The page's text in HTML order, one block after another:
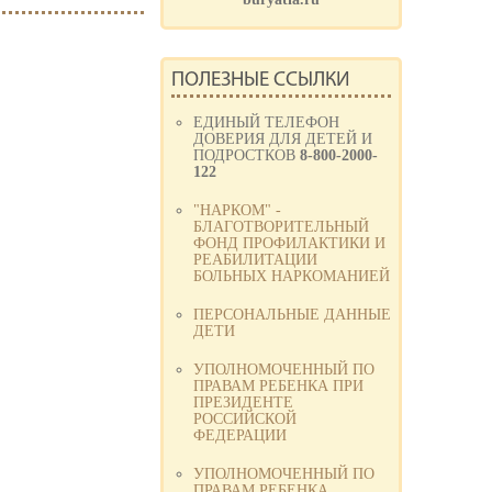
ПОЛЕЗНЫЕ ССЫЛКИ
ЕДИНЫЙ ТЕЛЕФОН
ДОВЕРИЯ ДЛЯ ДЕТЕЙ И
ПОДРОСТКОВ 8-800-2000-
122
"НАРКОМ" -
БЛАГОТВОРИТЕЛЬНЫЙ
ФОНД ПРОФИЛАКТИКИ И
РЕАБИЛИТАЦИИ
БОЛЬНЫХ НАРКОМАНИЕЙ
ПЕРСОНАЛЬНЫЕ ДАННЫЕ
ДЕТИ
УПОЛНОМОЧЕННЫЙ ПО
ПРАВАМ РЕБЕНКА ПРИ
ПРЕЗИДЕНТЕ
РОССИЙСКОЙ
ФЕДЕРАЦИИ
УПОЛНОМОЧЕННЫЙ ПО